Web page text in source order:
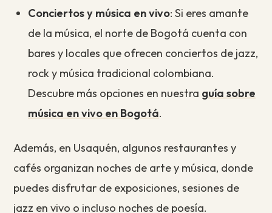
Conciertos y música en vivo: Si eres amante
de la música, el norte de Bogotá cuenta con
bares y locales que ofrecen conciertos de jazz,
rock y música tradicional colombiana.
Descubre más opciones en nuestra guía sobre
música en vivo en Bogotá.
Además, en Usaquén, algunos restaurantes y
cafés organizan noches de arte y música, donde
puedes disfrutar de exposiciones, sesiones de
jazz en vivo o incluso noches de poesía.